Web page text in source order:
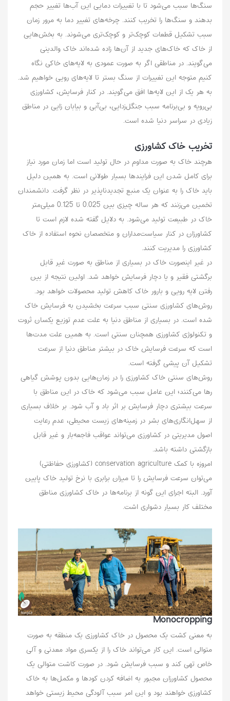
سنگ‌ها سبب می‌شود تا با تغییرات دمایی این آب‌ها تغییر حجم
بدهند و سنگ‌ها را تخریب کنند. چرخه‌های تغییر دما به مرور زمان
سبب تشکیل قطعات کوچک‌تر و کوچک‌تری می‌شوند. به بخش‌هایی
از خاک که خاک‌های جدید از آن‌ها زاده شده‌اند خاک والدینی
می‌گویند. در مناطقی اگر به صورت عمودی به لایه‌های خاکی نگاه
کنیم متوجه این تغییرات از سنگ بستر تا لایه‌های رویی خواهیم شد.
به هر یک از این لایه‌ها افق می‌گویند. در کنار فرسایش، کشاورزی
بی‌رویه و بی‌برنامه سبب جنگل‌زدایی، بی‌آبی و بیابان زایی در مناطق
زیادی در سراسر دنیا شده است.
تخریب خاک کشاورزی
هرچند خاک به صورت مداوم در حال تولید است اما زمان مورد نیاز
برای کامل شدن این فرایندها بسیار طولانی است. به همین دلیل
باید خاک را به عنوان یک منبع تجدیدناپذیر در نظر گرفت‌. دانشمندان
تخمین می‌زنند که هر ساله چیزی بین 0.025 تا 0.125 میلی‌متر
خاک در طبیعت تولید می‌شود‌. به دلایل گفته شده لازم است تا
کشاورزان در کنار سیاست‌مداران و متخصصان نحوه استفاده از خاک
کشاورزی را مدیریت کنند.
در غیر اینصورت خاک در بسیاری از مناطق به صورت غیر قابل
برگشتی فقیر و یا دچار فرسایش خواهد شد. اولین نتیجه از بین
رفتن لایه رویی و بارور خاک کاهش تولید محصولات خواهد بود.
روش‌های کشاورزی سنتی سبب سرعت بخشیدن به فرسایش خاک
شده است. در بسیاری از مناطق دنیا به علت عدم توزیع یکسان ثروت
و تکنولوژی کشاورزی همچنان سنتی است. به همین علت مدت‌ها
است که سرعت فرسایش خاک در بیشتر مناطق دنیا از سرعت
تشکیل آن پیشی گرفته است.
روش‌های سنتی خاک کشاورزی را در زمان‌هایی بدون پوشش گیاهی
رها می‌کنند؛‌ این عامل سبب می‌شود که خاک در این مناطق با
سرعت بیشتری دچار فرسایش بر اثر باد و آب شود. بر خلاف بسیاری
از سهل‌انگاری‌های بشر در زمینه‌های زیست محیطی، عدم رعایت
اصول مدیریتی در کشاورزی می‌تواند عواقب فاجعه‌بار و غیر قابل
بازگشتی داشته باشد.
امروزه با کمک conservation agriculture (کشاورزی حفاظتی)
می‌توان سرعت فرسایش را تا میزان برابری با نرخ تولید خاک پایین
آورد. البته اجرای این گونه از برنامه‌ها در خاک کشاورزی مناطق
مختلف کار بسیار دشواری اشت.
Monocropping
به معنی کشت یک محصول در خاک کشاورزی یک منطقه به صورت
متوالی است. این کار می‌تواند خاک را از یکسری مواد معدنی و آلی
خاص تهی کند و سبب فرسایش شود. در صورت کاشت متوالی یک
محصول کشاورزان مجبور به اضافه کردن کودها و مکمل‌ها به خاک
کشاورزی خواهند بود و این امر سبب آلودگی محیط زیستی خواهد